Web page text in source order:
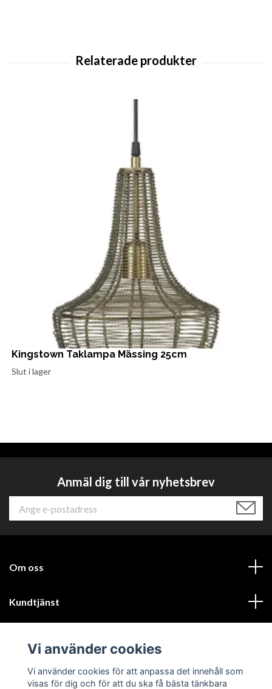
Kingstown Taklampa Mässing 25cm
Slut i lager
Anmäl dig till vår nyhetsbrev
Om oss
Kundtjänst
Sociala medier
Vi använder cookies
Vi använder cookies för att anpassa det innehåll som
visas för dig och för att du ska få bästa tänkbara